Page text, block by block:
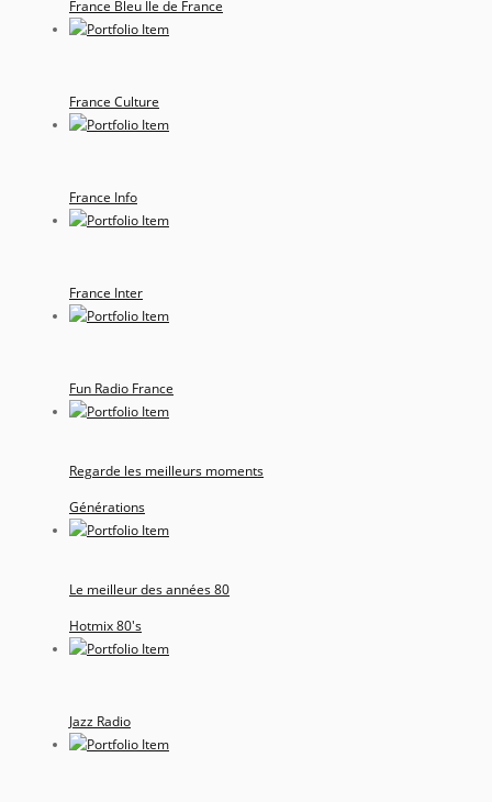
France Bleu Ile de France
France Culture
France Info
France Inter
Fun Radio France
Regarde les meilleurs moments
Générations
Le meilleur des années 80
Hotmix 80's
Jazz Radio